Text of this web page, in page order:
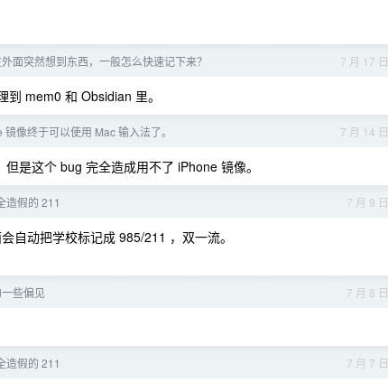
7 月 17 日
面突然想到东西，一般怎么快速记下来？
mem0 和 Obsidian 里。
7 月 14 日
像终于可以使用 Mac 输入法了。
是这个 bug 完全造成用不了 iPhone 镜像。
7 月 9 日
造假的 211
自动把学校标记成 985/211 ，双一流。
7 月 8 日
些偏见
7 月 7 日
造假的 211